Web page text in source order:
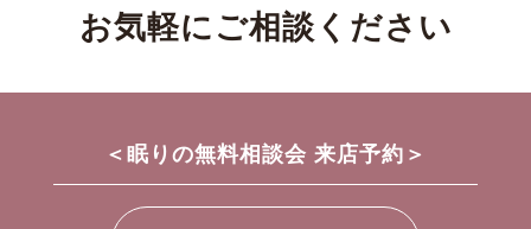
お気軽にご相談ください
＜眠りの無料相談会 来店予約＞